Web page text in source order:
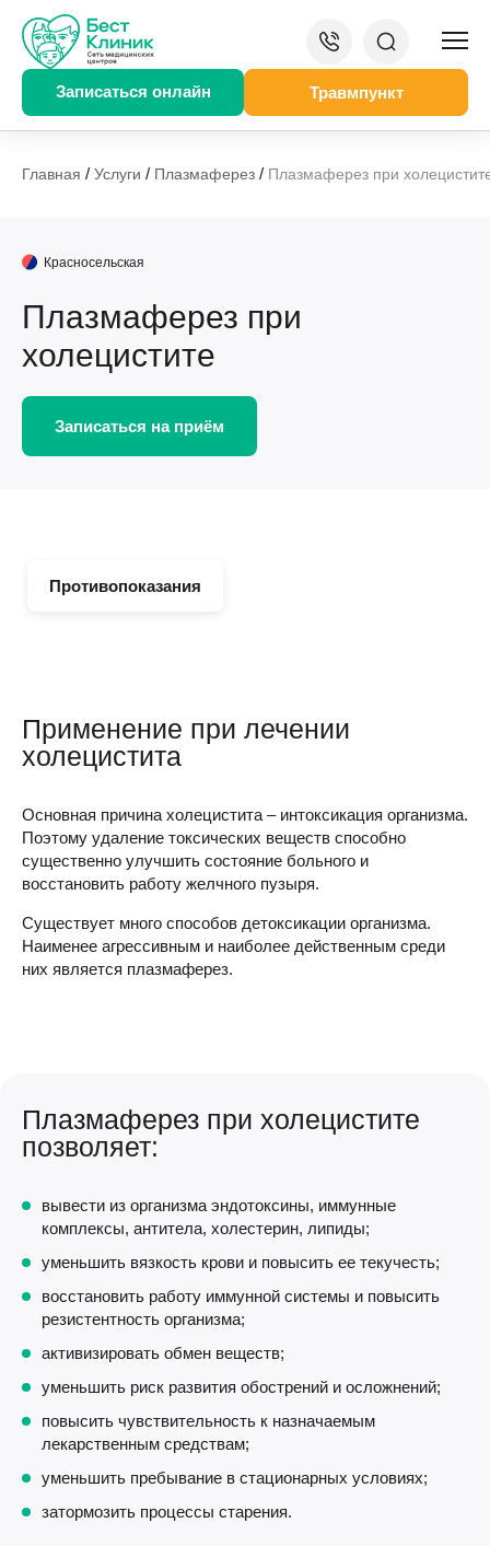
Записаться онлайн Травмпункт
Главная / Услуги / Плазмаферез / Плазмаферез при
Красносельская
Плазмаферез при
холецистите
Записаться на приём
Противопоказания
Применение при лечении
холецистита
Основная причина холецистита – интоксикация организма.
Поэтому удаление токсических веществ способно
существенно улучшить состояние больного и
восстановить работу желчного пузыря.
Существует много способов детоксикации организма.
Наименее агрессивным и наиболее действенным среди
них является плазмаферез.
Плазмаферез при холецистите
позволяет:
вывести из организма эндотоксины, иммунные
комплексы, антитела, холестерин, липиды;
уменьшить вязкость крови и повысить ее текучесть;
восстановить работу иммунной системы и повысить
резистентность организма;
активизировать обмен веществ;
уменьшить риск развития обострений и осложнений;
повысить чувствительность к назначаемым
лекарственным средствам;
уменьшить пребывание в стационарных условиях;
затормозить процессы старения.